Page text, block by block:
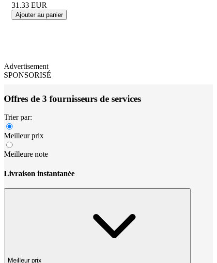
31.33 EUR
Ajouter au panier
Advertisement
SPONSORISÉ
Offres de 3 fournisseurs de services
Trier par:
Meilleur prix
Meilleure note
Livraison instantanée
Meilleur prix